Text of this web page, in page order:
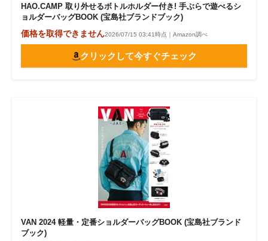
HAO.CAMP 取り外せるボトルホルダー付き! 手ぶらで遊べるシ
ョルダーバッグBOOK (宝島社ブランドブック)
価格を取得できません2026/07/15 03:41時点｜Amazon調べ
クリックして今すぐチェック
VAN 2024 軽量・定番ショルダーバッグBOOK (宝島社ブランド
ブック)